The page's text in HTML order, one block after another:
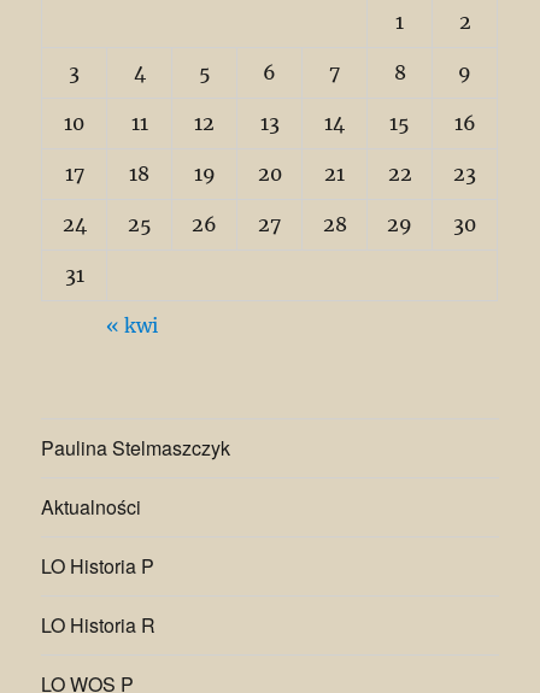
1 2
3 4 5 6 7 8 9
10 11 12 13 14 15 16
17 18 19 20 21 22 23
24 25 26 27 28 29 30
31
« kwi
Paulina Stelmaszczyk
Aktualności
LO Historia P
LO Historia R
LO WOS P